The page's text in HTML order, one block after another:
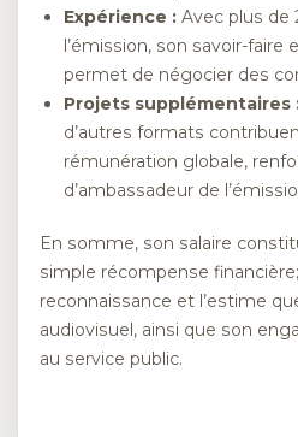
Expérience : Avec plus de
l’émission, son savoir-faire
permet de négocier des
Projets supplémentaires
d’autres formats
rémunération globale,
d’ambassadeur de
En somme, son salaire
simple récompense
reconnaissance et l’estime
audiovisuel, ainsi que son
au service public.